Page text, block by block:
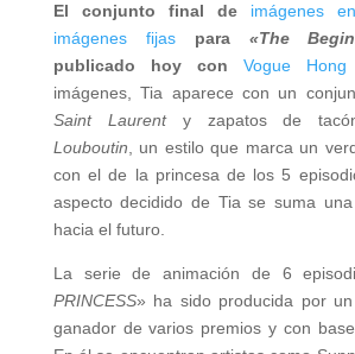
El conjunto final de imágenes
imágenes fijaspara «The
publicado hoy con Vogue Hong
imágenes, Tia aparece con un
Saint Laurenty zapatos de
Louboutin , un estilo que marca un
con el de la princesa de los 5
aspecto decidido de Tia se suma
hacia el futuro.
La serie de animación de 6
PRINCESS» ha sido producida por
ganador de varios premios y con